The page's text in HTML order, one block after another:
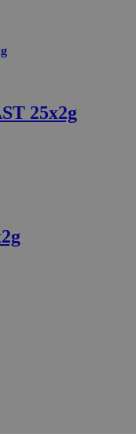
25x2g